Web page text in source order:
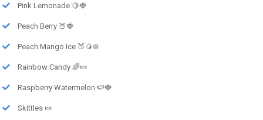
Pink Lemonade 🍋🍓
Peach Berry 🍑🍓
Peach Mango Ice 🍑🥭❄️
Rainbow Candy 🌈🍬
Raspberry Watermelon 🍉🍓
Skittles 🍬